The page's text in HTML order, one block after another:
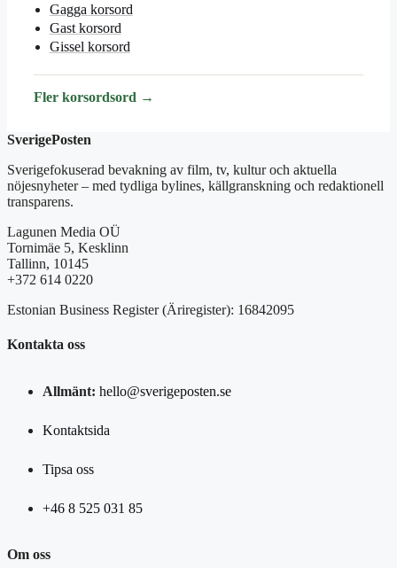
Gagga korsord
Gast korsord
Gissel korsord
Fler korsordsord →
SverigePosten
Sverigefokuserad bevakning av film, tv, kultur och aktuella
nöjesnyheter – med tydliga bylines, källgranskning och redaktionell
transparens.
Lagunen Media OÜ
Tornimäe 5, Kesklinn
Tallinn, 10145
+372 614 0220
Estonian Business Register (Äriregister): 16842095
Kontakta oss
Allmänt: hello@sverigeposten.se
Kontaktsida
Tipsa oss
+46 8 525 031 85
Om oss